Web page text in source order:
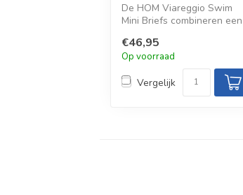
De HOM Viareggio Swim
Mini Briefs combineren een
lichtbl...
€46,95
Op voorraad
Vergelijk